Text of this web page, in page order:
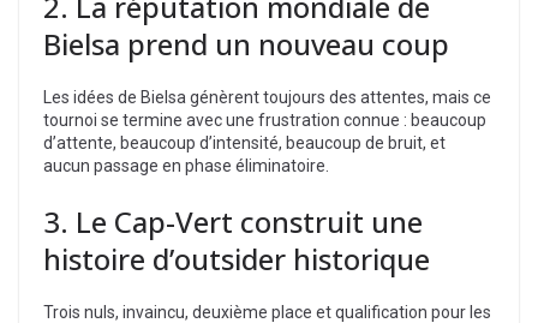
Bielsa prend un nouveau coup
Les idées de Bielsa génèrent toujours des attentes, mais ce
tournoi se termine avec une frustration connue : beaucoup
d’attente, beaucoup d’intensité, beaucoup de bruit, et
aucun passage en phase éliminatoire.
3. Le Cap-Vert construit une
histoire d’outsider historique
Trois nuls, invaincu, deuxième place et qualification pour les